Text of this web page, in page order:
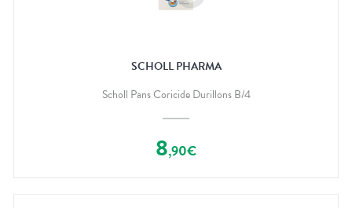
SCHOLL PHARMA
Scholl Pans Coricide Durillons B/4
8,90€